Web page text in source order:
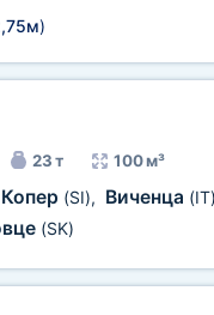
)
23 т 100 м³
Копер (SI), Виченца
(SK)